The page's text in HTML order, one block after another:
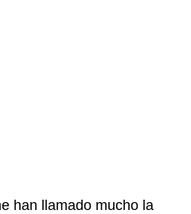
han llamado mucho la